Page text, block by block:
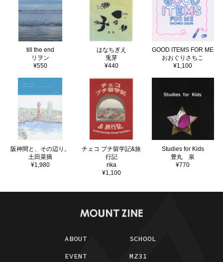
till the end
リヲン
¥550
はなちぎえ
兎芽
¥440
GOOD ITEMS FOR ME
おおぐりさちこ
¥1,100
阪神間と、その辺り。
土田菜摘
¥1,980
チェコ プチ留学記&旅
行記
rika
¥1,100
Studies for Kids
豊丸 泉
¥770
ABOUT
EVENT
SCHOOL
MZ31